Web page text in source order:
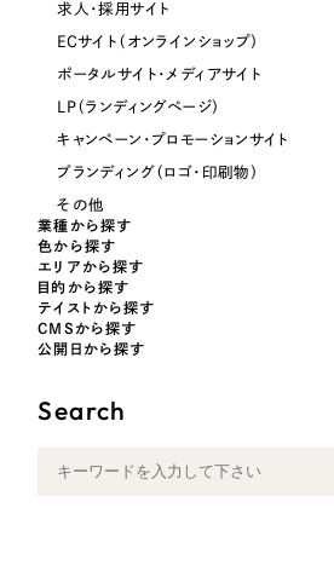
オレンジ・橙色
イエロー・黄色
グリーン・緑色
ブルー・青色
パープル・紫色
求人・採用サイト
ECサイト（オンラインショップ）
ポータルサイト・メディアサイト
LP（ランディングページ）
キャンペーン・プロモーションサイト
ブランディング（ロゴ・印刷物）
その他
業種から探す
色から探す
エリアから探す
目的から探す
テイストから探す
CMSから探す
公開日から探す
Search